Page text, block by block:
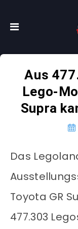
Aus
Lego-
Supra
Das
Toyota GR
477.303